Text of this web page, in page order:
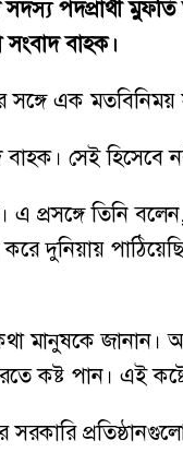
পদপ্রার্থী
সংবাদ বাহক।
সঙ্গে এক
সেই হিসেবে
প্রসঙ্গে তিনি
দুনিয়ায়
মানুষকে
কষ্ট পান। এই